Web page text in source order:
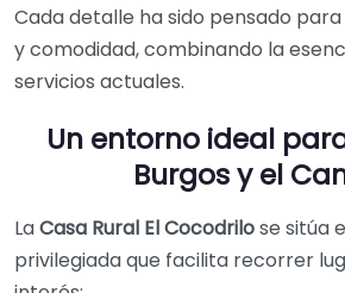
Cada detalle ha sido pensado
y comodidad, combinando la
servicios actuales.
Un entorno ideal
Burgos y el
LaCasa Rural El Cocodrilose sitúa
privilegiada que facilita recorrer